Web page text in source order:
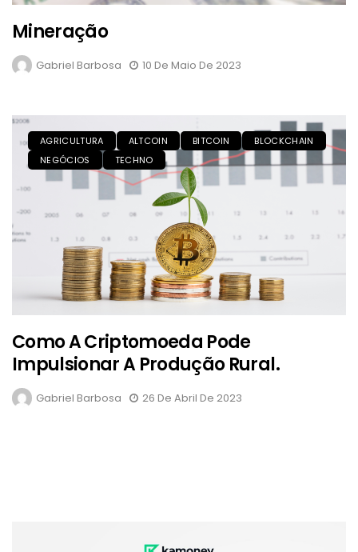
Mineração
Gabriel Barbosa 10 De Maio De 2023
AGRICULTURA ALTCOIN BITCOIN
BLOCKCHAIN
NEGÓCIOS
TECHNO
Como A Criptomoeda Pode
Impulsionar A Produção Rural.
Gabriel Barbosa 26 De Abril De 2023